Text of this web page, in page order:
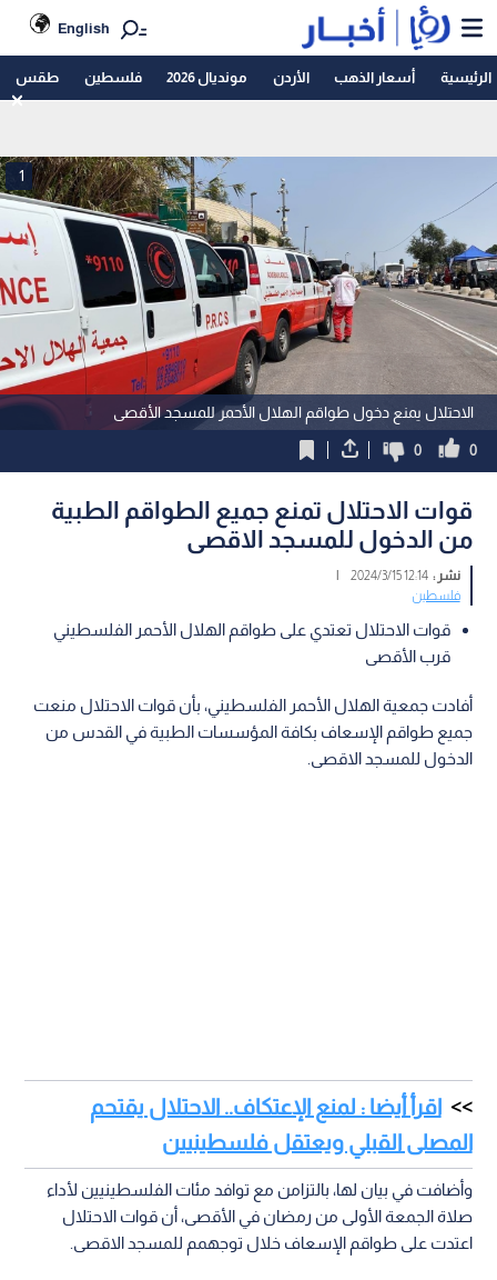
English
الرئيسية أسعار الذهب الأردن مونديال 2026 فلسطين طقس
الاحتلال يمنع دخول طواقم الهلال الأحمر للمسجد الأقصى
1
0
0
قوات الاحتلال تمنع جميع الطواقم الطبية
من الدخول للمسجد الاقصى
نشر :12:14 2024/3/15
|
فلسطين
قوات الاحتلال تعتدي على طواقم الهلال الأحمر الفلسطيني
قرب الأقصى
أفادت جمعية الهلال الأحمر الفلسطيني، بأن قوات الاحتلال منعت
جميع طواقم الإسعاف بكافة المؤسسات الطبية في القدس من
الدخول للمسجد الاقصى.
اقرأ أيضا : لمنع الإعتكاف.. الاحتلال يقتحم
المصلى القبلي ويعتقل فلسطينيين
وأضافت في بيان لها، بالتزامن مع توافد مئات الفلسطينيين لأداء
صلاة الجمعة الأولى من رمضان في الأقصى، أن قوات الاحتلال
اعتدت على طواقم الإسعاف خلال توجهمم للمسجد الاقصى.